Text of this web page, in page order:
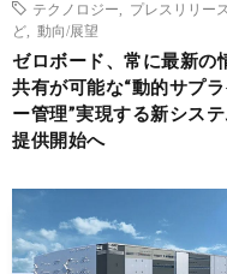
テクノロジー
プレスリリー
ど
動向/展望
ゼロボード、常に最新の
共有が可能な“動的サプ
ー管理”実現する新シス
提供開始へ